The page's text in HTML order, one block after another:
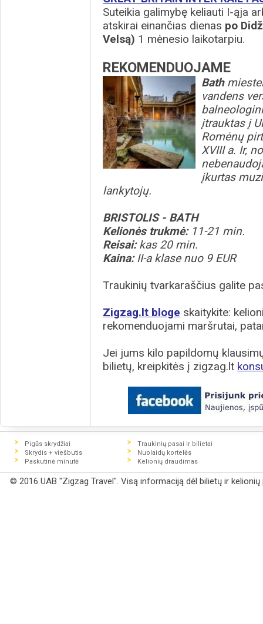
Suteikia galimybę keliauti I-ąja
atskirai einančias dienas po
Velsą) 1 mėnesio laikotarpiu.
REKOMENDUOJAME
Bath
vandens
įtrauktas į
Romėnų
XVIII a. Ir,
įkurtas
lankytojų.
BRISTOLIS - BATH
Kelionės trukmė: 11-21 min.
Reisai:kas 20 min.
Kaina:II-a klase nuo 9 EUR
Traukinių tvarkaraščius galite
Zigzag.lt bloge skaitykite:
rekomenduojami maršrutai,
Jei jums kilo papildomų
bilietų, kreipkitės į zigzag.lt
Pigūs skrydžiai
Skrydis + viešbutis
Paskutinė minutė
Traukinių pasai ir bilietai
Nuolaidų kortelės
Kelionių draudimas
© 2016 UAB "Zigzag Travel". Visą informaciją dėl bilietų ir